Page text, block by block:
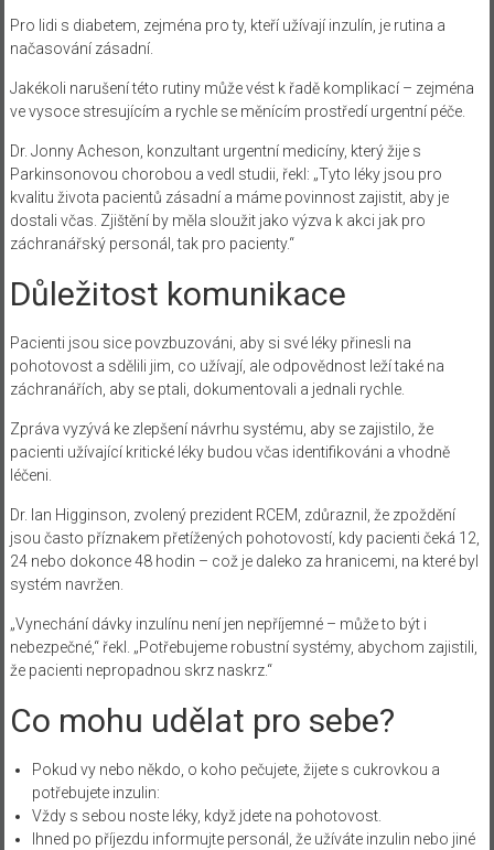
Pro lidi s diabetem, zejména pro ty, kteří užívají inzulín, je rutina a
načasování zásadní.
Jakékoli narušení této rutiny může vést k řadě komplikací – zejména
ve vysoce stresujícím a rychle se měnícím prostředí urgentní péče.
Dr. Jonny Acheson, konzultant urgentní medicíny, který žije s
Parkinsonovou chorobou a vedl studii, řekl: „Tyto léky jsou pro
kvalitu života pacientů zásadní a máme povinnost zajistit, aby je
dostali včas. Zjištění by měla sloužit jako výzva k akci jak pro
záchranářský personál, tak pro pacienty.“
Důležitost komunikace
Pacienti jsou sice povzbuzováni, aby si své léky přinesli na
pohotovost a sdělili jim, co užívají, ale odpovědnost leží také na
záchranářích, aby se ptali, dokumentovali a jednali rychle.
Zpráva vyzývá ke zlepšení návrhu systému, aby se zajistilo, že
pacienti užívající kritické léky budou včas identifikováni a vhodně
léčeni.
Dr. Ian Higginson, zvolený prezident RCEM, zdůraznil, že zpoždění
jsou často příznakem přetížených pohotovostí, kdy pacienti čeká 12,
24 nebo dokonce 48 hodin – což je daleko za hranicemi, na které byl
systém navržen.
„Vynechání dávky inzulínu není jen nepříjemné – může to být i
nebezpečné,“ řekl. „Potřebujeme robustní systémy, abychom zajistili,
že pacienti nepropadnou skrz naskrz.“
Co mohu udělat pro sebe?
Pokud vy nebo někdo, o koho pečujete, žijete s cukrovkou a
potřebujete inzulin:
Vždy s sebou noste léky, když jdete na pohotovost.
Ihned po příjezdu informujte personál, že užíváte inzulin nebo jiné